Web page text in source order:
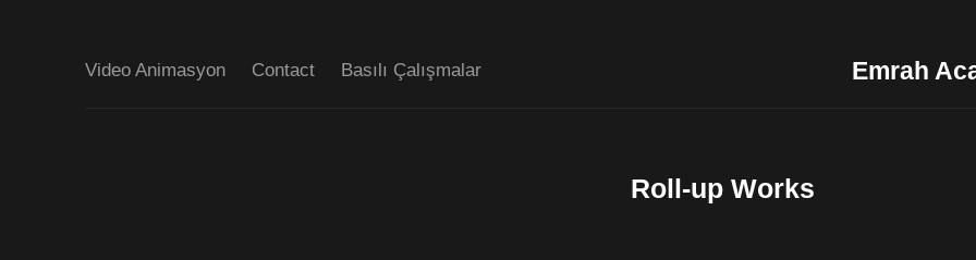
Video Animasyon Contact Basılı Çalışmalar Emrah
Roll-up Works